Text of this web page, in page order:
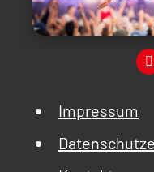
Impressum